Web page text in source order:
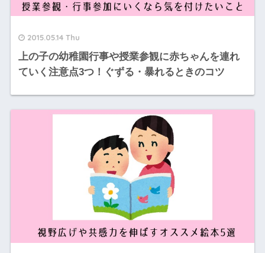
2015.05.14 Thu
上の子の幼稚園行事や授業参観に赤ちゃんを連れ
ていく注意点3つ！ぐずる・暴れるときのコツ